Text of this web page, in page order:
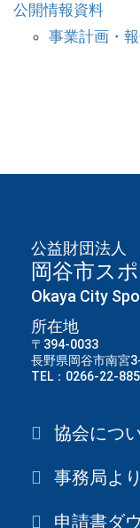
公開情報資料
事業計画・
公益財団法人
岡谷市ス
Okaya City
所在地
〒394-0033
長野県岡谷市南宮
TEL：0266-22-
協会につ
事務局よ
申請書ダ